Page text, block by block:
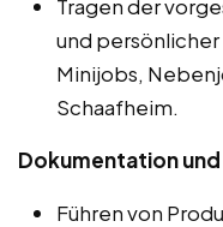
Tragen der
und
Minijobs,
Schaafheim.
Dokumentation
Führen von